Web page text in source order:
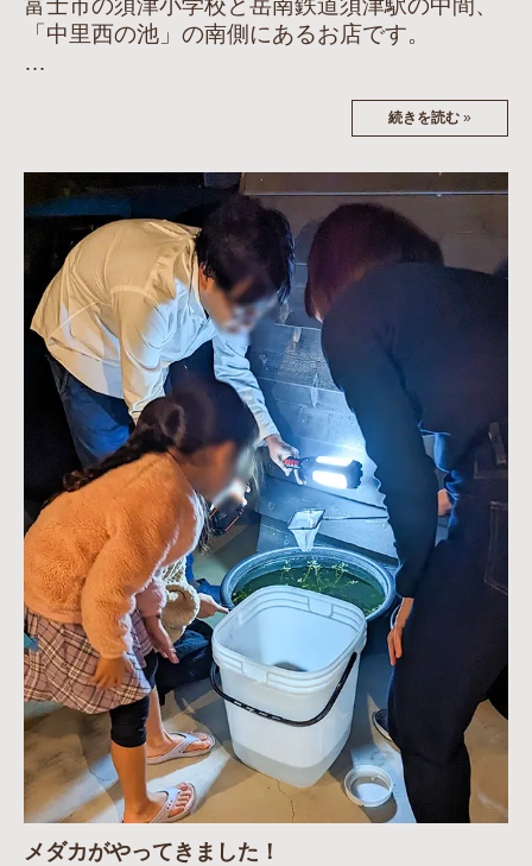
富士市の須津小学校と岳南鉄道須津駅の中間、
「中里西の池」の南側にあるお店です。
…
続きを読む »
メダカがやってきました！